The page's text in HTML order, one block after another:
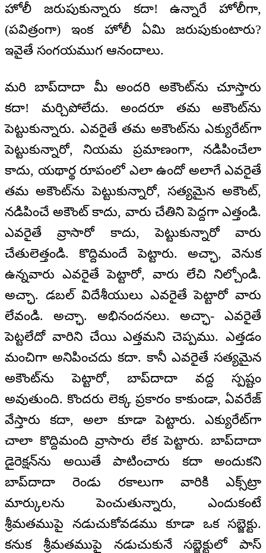
హోలీ జరుపుకున్నారు కదా! ఉన్నారే హోలీగా,
(పవిత్రంగా) ఇంక హోలీ ఏమి జరుపుకుంటారు?
ఇవైతే సంగయముగ ఆనందాలు.
మరి బాప్‌దాదా మీ అందరి అకౌంట్‌ను చూస్తారు
కదా! మర్చిపోలేదు. అందరూ తమ అకౌంట్‌ను
పెట్టుకున్నారు. ఎవరైతే తమ అకౌంట్‌ను ఎక్యురేట్‌గా
పెట్టుకున్నారో, నియమ ప్రమాణంగా, నడిపించేలా
కాదు, యథార్థ రూపంలో ఎలా ఉందో అలాగే ఎవరైతే
తమ అకౌంట్‌ను పెట్టుకున్నారో, సత్యమైన అకౌంట్‌,
నడిపించే అకౌంట్‌ కాదు, వారు చేతిని పెద్దగా ఎత్తండి.
ఎవరైతే వ్రాసారో కాదు, పెట్టుకున్నారో వారు
చేతులెత్తండి. కొద్దిమందే పెట్టారు. అచ్ఛా, వెనుక
ఉన్నవారు ఎవరైతే పెట్టారో, వారు లేచి నిల్చోండి.
అచ్ఛా. డబల్ విదేశీయులు ఎవరైతే పెట్టారో వారు
లేవండి. అచ్ఛా. అభినందనలు. అచ్ఛా- ఎవరైతే
పెట్టలేదో వారిని చేయి ఎత్తమని చెప్పము. ఎత్తడం
మంచిగా అనిపించదు కదా. కానీ ఎవరైతే సత్యమైన
అకౌంట్‌ను పెట్టారో, బాప్‌దాదా వద్ద స్పష్టం
అవుతుంది. కొందరు లెక్క ప్రకారం కాకుండా, ఏవరేజ్
వేస్తారు కదా, అలా కూడా పెట్టారు. ఎక్యురేట్‌గా
చాలా కొద్దిమంది వ్రాసారు లేక పెట్టారు. బాప్‌దాదా
డైరెక్షన్‌ను అయితే పాటించారు కదా అందుకని
బాప్‌దాదా రెండు రకాలుగా వారికి ఎక్స్‌ట్రా
మార్కులను పెంచుతున్నారు, ఎందుకంటే
శ్రీమతముపై నడుచుకోవడము కూడా ఒక సబ్జెక్టు.
కనుక శ్రీమతముపై నడుచుకునే సబ్జెక్టులో పాస్